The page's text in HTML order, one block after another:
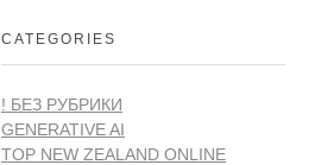
CATEGORIES
! БЕЗ РУБРИКИ
GENERATIVE AI
TOP NEW ZEALAND ONLINE